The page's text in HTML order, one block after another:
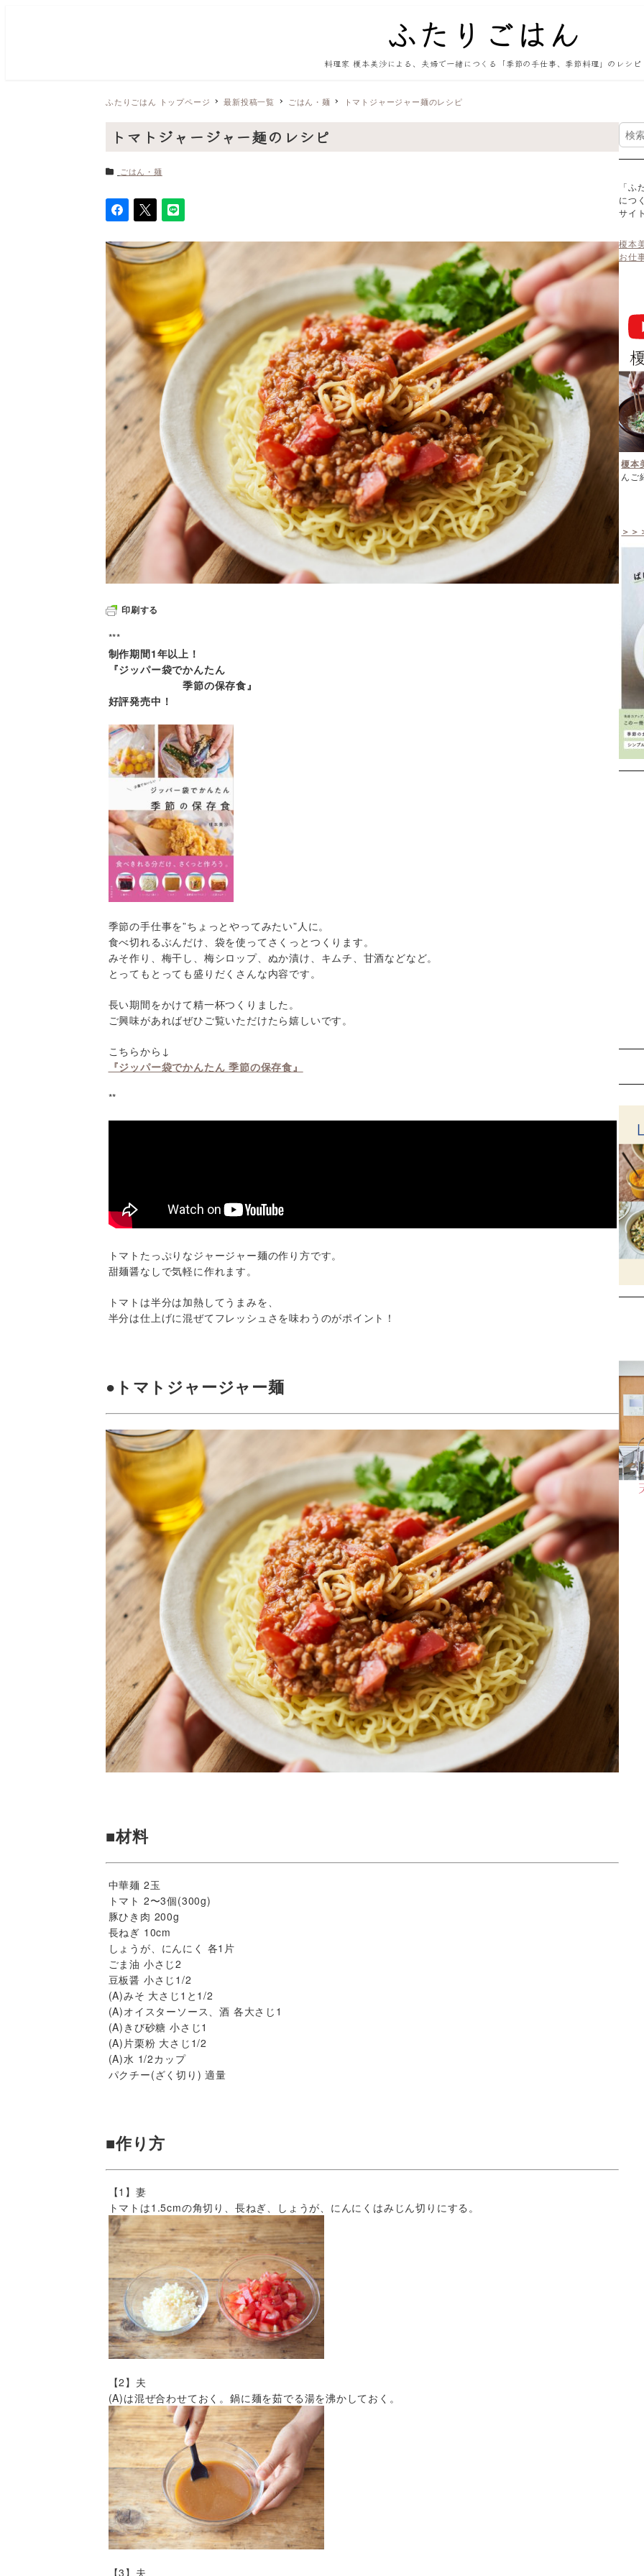
料理家 榎本美沙による、夫婦で一緒につくる「季節の手仕事、季節料理」のレシピ
ふたりごはん トップページ 最新投稿一覧 ごはん・麺 トマトジャージャー麺のレシピ
トマトジャージャー麺のレシピ
カテゴリー
ごはん・麺
印刷する
***
制作期間1年以上！
『ジッパー袋でかんたん
季節の保存食』
好評発売中！
季節の手仕事を”ちょっとやってみたい”人に。
食べ切れるぶんだけ、袋を使ってさくっとつくります。
みそ作り、梅干し、梅シロップ、ぬか漬け、キムチ、甘酒などなど。
とってもとっても盛りだくさんな内容です。
長い期間をかけて精一杯つくりました。
ご興味があればぜひご覧いただけたら嬉しいです。
こちらから↓
『ジッパー袋でかんたん 季節の保存食』
**
トマトたっぷりなジャージャー麺の作り方です。
甜麺醤なしで気軽に作れます。
トマトは半分は加熱してうまみを、
半分は仕上げに混ぜてフレッシュさを味わうのがポイント！
● トマトジャージャー麺
■材料
中華麺 2玉
トマト 2〜3個(300g)
豚ひき肉 200g
長ねぎ 10cm
しょうが、にんにく 各1片
ごま油 小さじ2
豆板醤 小さじ1/2
(A)みそ 大さじ1と1/2
(A)オイスターソース、酒 各大さじ1
(A)きび砂糖 小さじ1
(A)片栗粉 大さじ1/2
(A)水 1/2カップ
パクチー(ざく切り) 適量
■作り方
【1】妻
トマトは1.5cmの角切り、長ねぎ、しょうが、にんにくはみじん切りにする。
【2】夫
(A)は混ぜ合わせておく。鍋に麺を茹でる湯を沸かしておく。
【3】夫
検
索
「
につ
サイ
榎本
お仕
榎本
んご
＞＞